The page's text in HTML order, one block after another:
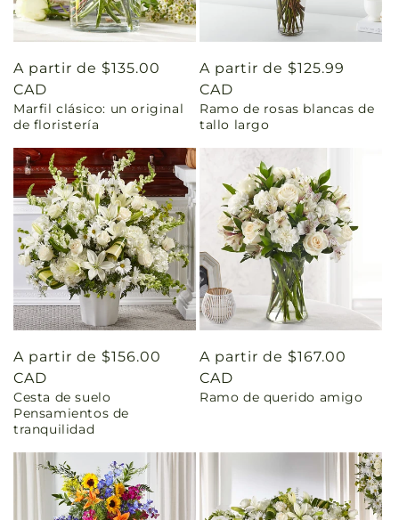
Precio
habitual
A partir de $135.00
CAD
Marfil clásico: un original
de floristería
Precio
habitual
A partir de $125.99
CAD
Ramo de rosas blancas de
tallo largo
Precio
habitual
A partir de $156.00
CAD
Cesta de suelo
Pensamientos de
tranquilidad
Precio
habitual
A partir de $167.00
CAD
Ramo de querido amigo